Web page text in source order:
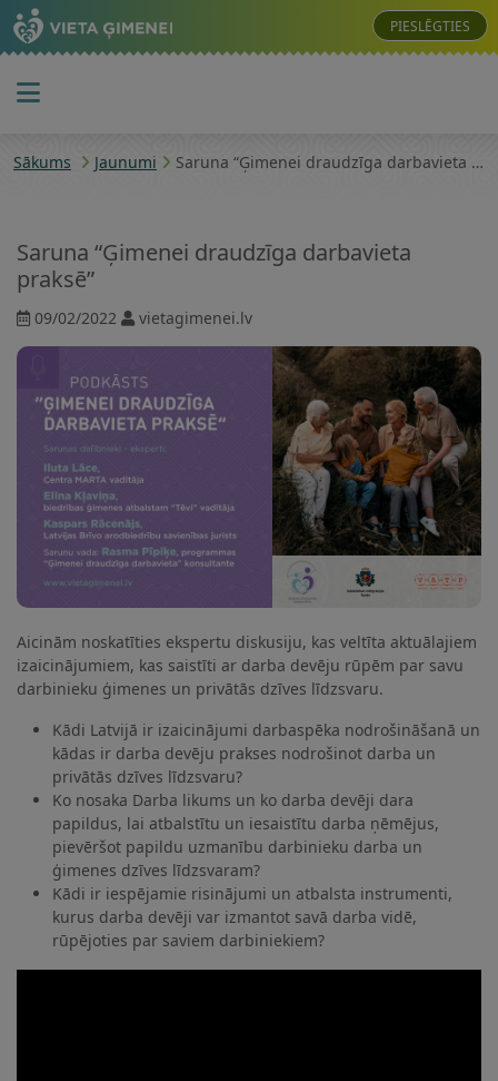
PIESLĒGTIES
Sākums Jaunumi Saruna “Ģimenei draudzīga darbavieta praksē”
Saruna “Ģimenei draudzīga darbavieta
praksē”
09/02/2022 vietagimenei.lv
Aicinām noskatīties ekspertu diskusiju, kas veltīta aktuālajiem
izaicinājumiem, kas saistīti ar darba devēju rūpēm par savu
darbinieku ģimenes un privātās dzīves līdzsvaru.
Kādi Latvijā ir izaicinājumi darbaspēka nodrošināšanā un
kādas ir darba devēju prakses nodrošinot darba un
privātās dzīves līdzsvaru?
Ko nosaka Darba likums un ko darba devēji dara
papildus, lai atbalstītu un iesaistītu darba ņēmējus,
pievēršot papildu uzmanību darbinieku darba un
ģimenes dzīves līdzsvaram?
Kādi ir iespējamie risinājumi un atbalsta instrumenti,
kurus darba devēji var izmantot savā darba vidē,
rūpējoties par saviem darbiniekiem?